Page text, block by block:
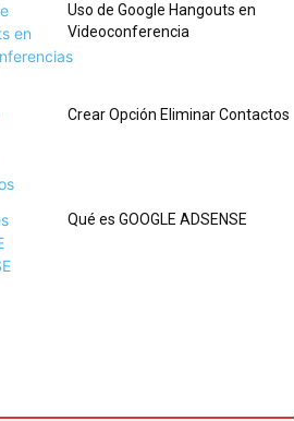
Uso de Google Hangouts en
Videoconferencia
Crear Opción Eliminar Contactos
Qué es GOOGLE ADSENSE